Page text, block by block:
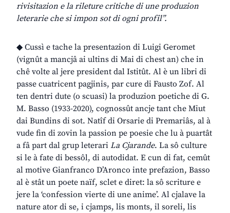
rivisitazion e la rileture critiche di une produzion
leterarie che si impon sot di ogni profîl”.
◆ Cussì e tache la presentazion di Luigi Geromet
(vignût a mancjâ ai ultins di Mai di chest an) che in
chê volte al jere president dal Istitût. Al è un libri di
passe cuatricent pagjinis, par cure di Fausto Zof. Al
ten dentri dute (o scuasi) la produzion poetiche di G.
M. Basso (1933-2020), cognossût ancje tant che Miut
dai Bundins di sot. Natîf di Orsarie di Premariâs, al à
vude fin di zovin la passion pe poesie che lu à puartât
a fâ part dal grup leterari La Cjarande. La sô culture
si le à fate di bessôl, di autodidat. E cun di fat, cemût
al motive Gianfranco D’Aronco inte prefazion, Basso
al è stât un poete naïf, sclet e diret: la sô scriture e
jere la ‘confession vierte di une anime’. Al cjalave la
nature ator di se, i cjamps, lis monts, il soreli, lis